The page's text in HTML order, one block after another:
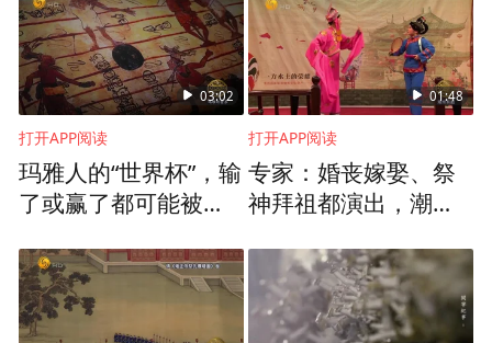
03:02
打开APP阅读
玛雅人的“世界杯”，输
了或赢了都可能被当
01:48
打开APP阅读
专家：婚丧嫁娶、祭
神拜祖都演出，潮剧
特征的文化符号